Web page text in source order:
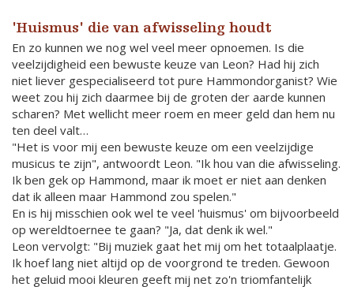
'Huismus' die van afwisseling houdt
En zo kunnen we nog wel veel meer opnoemen. Is die
veelzijdigheid een bewuste keuze van Leon? Had hij zich
niet liever gespecialiseerd tot pure Hammondorganist? Wie
weet zou hij zich daarmee bij de groten der aarde kunnen
scharen? Met wellicht meer roem en meer geld dan hem nu
ten deel valt…
"Het is voor mij een bewuste keuze om een veelzijdige
musicus te zijn", antwoordt Leon. "Ik hou van die afwisseling.
Ik ben gek op Hammond, maar ik moet er niet aan denken
dat ik alleen maar Hammond zou spelen."
En is hij misschien ook wel te veel 'huismus' om bijvoorbeeld
op wereldtoernee te gaan? "Ja, dat denk ik wel."
Leon vervolgt: "Bij muziek gaat het mij om het totaalplaatje.
Ik hoef lang niet altijd op de voorgrond te treden. Gewoon
het geluid mooi kleuren geeft mij net zo'n triomfantelijk